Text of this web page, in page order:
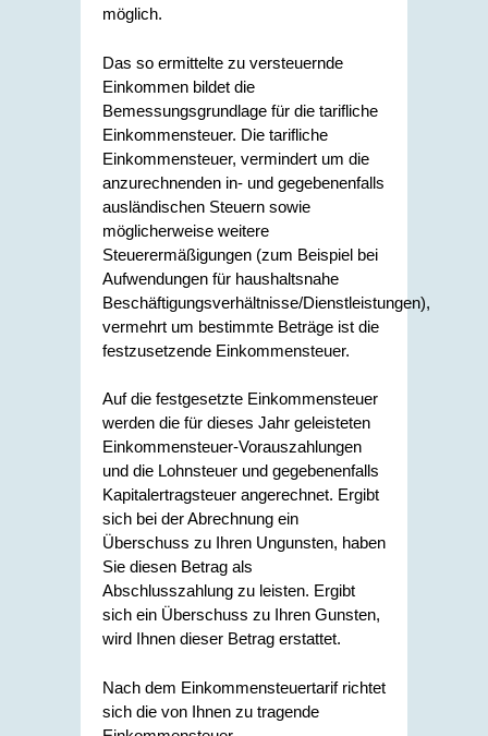
möglich.
Das so ermittelte zu versteuernde
Einkommen bildet die
Bemessungsgrundlage für die tarifliche
Einkommensteuer. Die tarifliche
Einkommensteuer, vermindert um die
anzurechnenden in- und gegebenenfalls
ausländischen Steuern sowie
möglicherweise weitere
Steuerermäßigungen (zum Beispiel bei
Aufwendungen für haushaltsnahe
Beschäftigungsverhältnisse/Dienstleistungen),
vermehrt um bestimmte Beträge ist die
festzusetzende Einkommensteuer.
Auf die festgesetzte Einkommensteuer
werden die für dieses Jahr geleisteten
Einkommensteuer-Vorauszahlungen
und die Lohnsteuer und gegebenenfalls
Kapitalertragsteuer angerechnet. Ergibt
sich bei der Abrechnung ein
Überschuss zu Ihren Ungunsten, haben
Sie diesen Betrag als
Abschlusszahlung zu leisten. Ergibt
sich ein Überschuss zu Ihren Gunsten,
wird Ihnen dieser Betrag erstattet.
Nach dem Einkommensteuertarif richtet
sich die von Ihnen zu tragende